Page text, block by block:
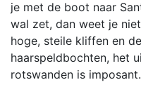
je met de boot naar
wal zet, dan weet je
hoge, steile kliffen en
haarspeldbochten, het
rotswanden is imposant.